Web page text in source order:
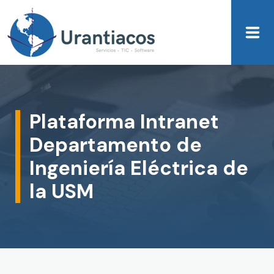
Skip to main content
Plataforma Intranet
Departamento de
Ingeniería Eléctrica de
la USM